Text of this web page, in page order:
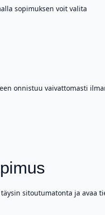
sopimuksen voit valita
onnistuu vaivattomasti
sitoutumatonta ja avaa